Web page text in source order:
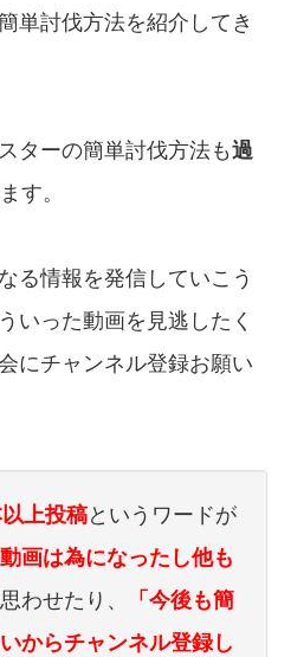
単討伐方法を紹介してき
ターの簡単討伐方法も過
す。
る情報を発信していこう
いった動画を見逃したく
にチャンネル登録お願い
上投稿というワードが
画は為になったし他も
わせたり、
「今後も簡
からチャンネル登録し